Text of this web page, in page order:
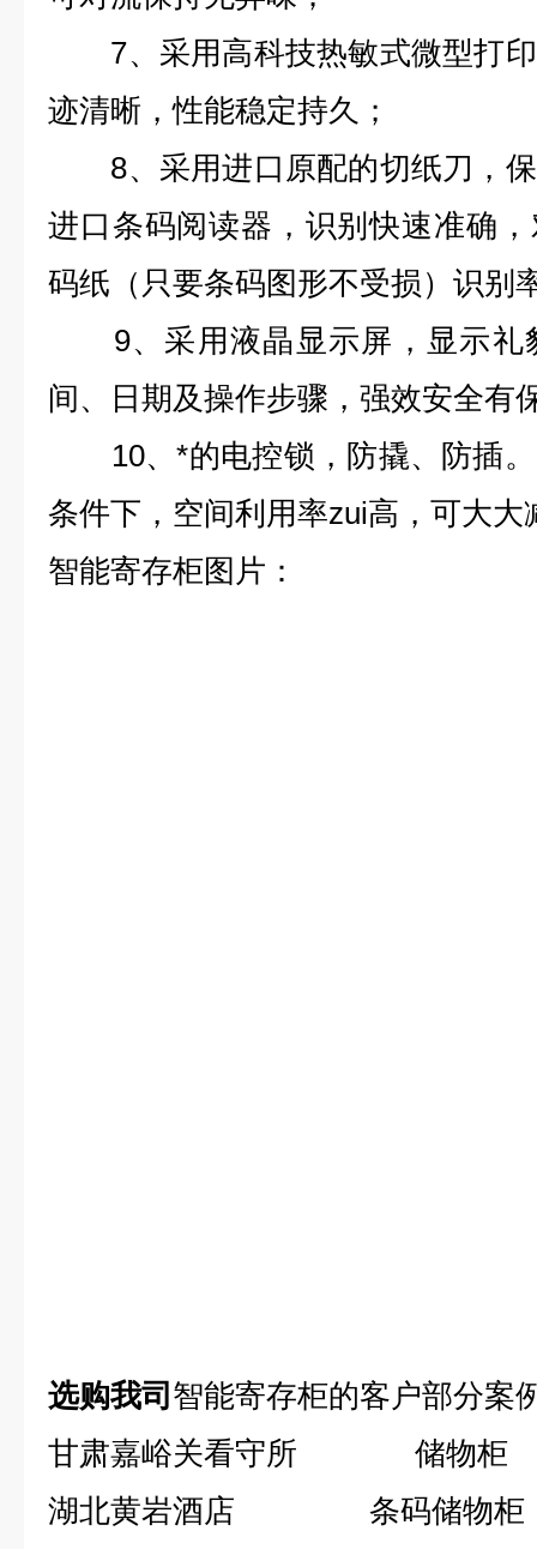
7、采用高科技热敏式微型打印
迹清晰，性能稳定持久；
8、采用进口原配的切纸刀，保
进口条码阅读器，识别快速准确
码纸（只要条码图形不受损）识别
9、采用液晶显示屏，显示礼
间、日期及操作步骤，强效安全有
10、*的电控锁，防撬、防插。
条件下，空间利用率zui高，可大大
智能寄存柜图片：
选购我司 智能寄存柜的客户部分案
甘肃嘉峪关看守所 储物柜
湖北黄岩酒店 条码储物柜